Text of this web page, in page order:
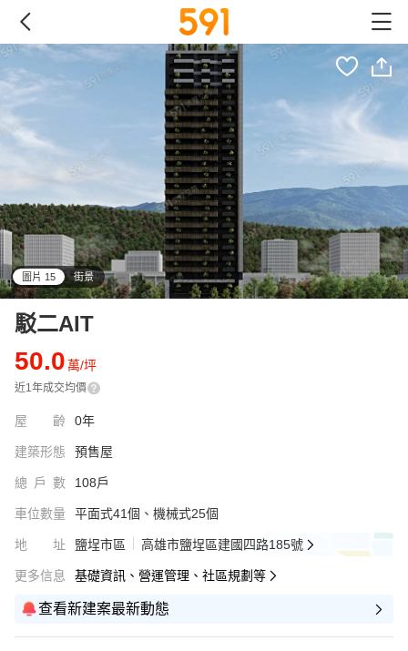
圖片 15 街景
駁二AIT
50.0萬/坪
近1年成交均價
屋齡 0年
建築形態 預售屋
總戶數 108戶
車位數量 平面式41個、機械式25個
地址 鹽埕市區 高雄市鹽埕區建國四路185號
更多信息 基礎資訊、營運管理、社區規劃等
查看新建案最新動態